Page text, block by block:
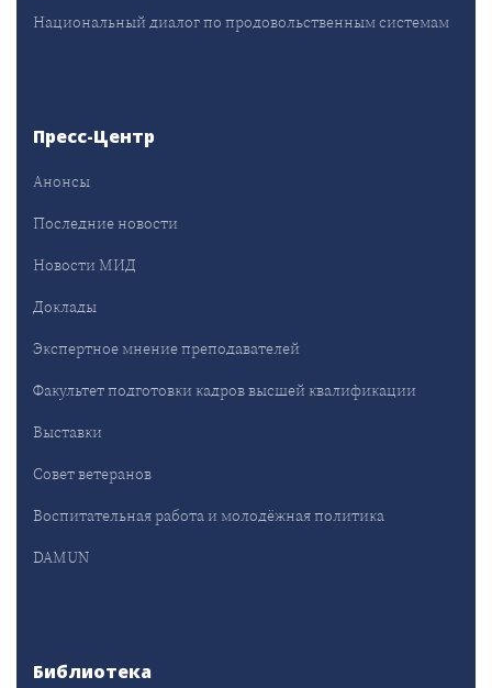
Национальный диалог по продовольственным системам
Пресс-Центр
Анонсы
Последние новости
Новости МИД
Доклады
Экспертное мнение преподавателей
Факультет подготовки кадров высшей квалификации
Выставки
Совет ветеранов
Воспитательная работа и молодёжная политика
DAMUN
Библиотека